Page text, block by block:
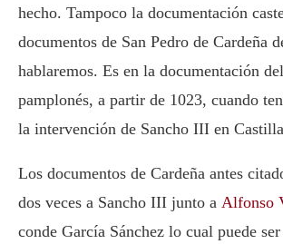
hecho. Tampoco la documentación
documentos de San Pedro de Cardeña
hablaremos. Es en la documentación
pamplonés, a partir de 1023, cuando
la intervención de Sancho III en
Los documentos de Cardeña antes
dos veces a Sancho III junto a Alfonso
conde García Sánchez lo cual puede